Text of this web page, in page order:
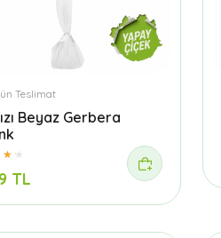
Teslimat
Beyaz Gerbera
TL